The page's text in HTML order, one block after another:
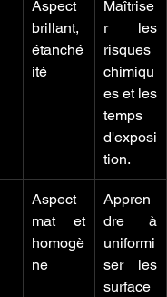
Aspect
brillant,
étanché
ité
Maîtrise
r les
risques
chimiqu
es et les
temps
d'exposi
tion.
Aspect
mat et
homogè
ne
Appren
dre à
uniformi
ser les
surface